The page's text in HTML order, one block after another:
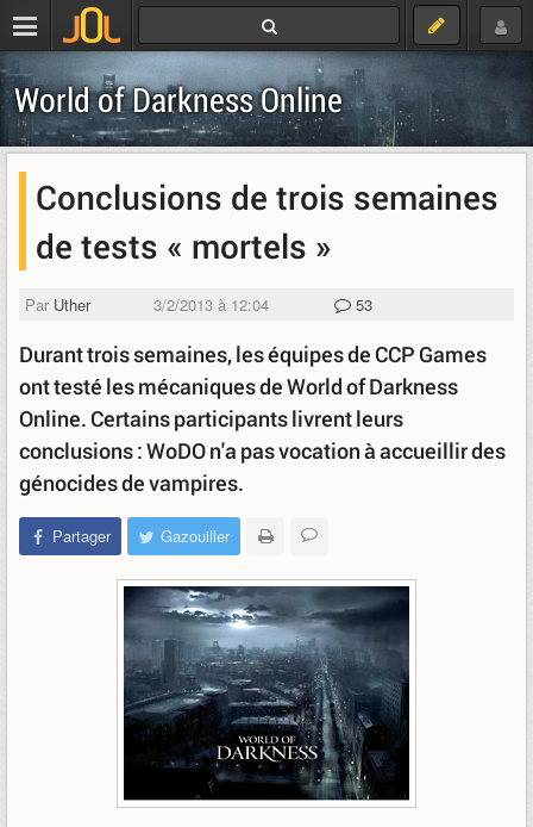
World of Darkness Online
Conclusions de trois semaines
de tests « mortels »
Par Uther 3/2/2013 à 12:04 53
Durant trois semaines, les équipes de CCP Games
ont testé les mécaniques de World of Darkness
Online. Certains participants livrent leurs
conclusions : WoDO n'a pas vocation à accueillir des
génocides de vampires.
Partager Gazouiller